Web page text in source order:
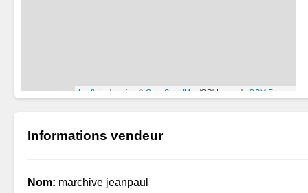
Informations vendeur
Nom: marchive jeanpaul